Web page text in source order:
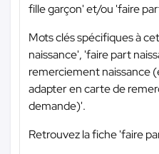
fille garçon' et/ou 'faire
Mots clés spécifiques à
naissance', 'faire part
remerciement naissance
adapter en carte de
demande)'.
Retrouvez la fiche 'faire